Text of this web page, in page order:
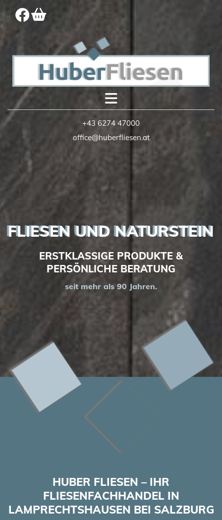
+43 6274 47000
office@huberfliesen.at
FLIESEN UND NATURSTEIN
ERSTKLASSIGE PRODUKTE &
PERSÖNLICHE BERATUNG
seit mehr als 90 Jahren.
HUBER FLIESEN – IHR
FLIESENFACHHANDEL IN
LAMPRECHTSHAUSEN BEI SALZBURG